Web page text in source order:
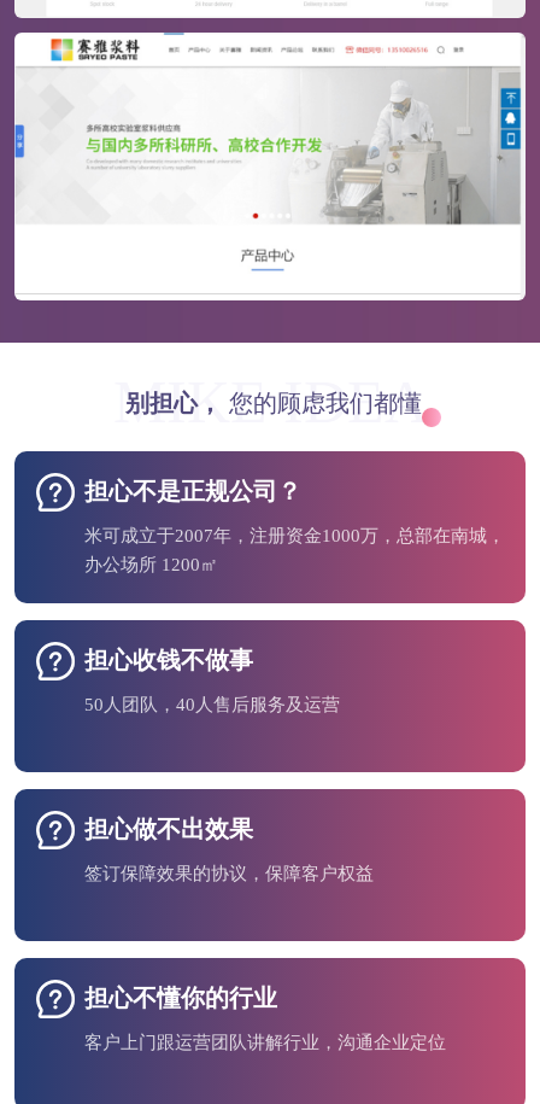
MIKE IDEA
别担心， 您的顾虑我们都懂
担心不是正规公司？
米可成立于2007年，注册资金1000万，总部在南城，
办公场所 1200㎡
担心收钱不做事
50人团队，40人售后服务及运营
担心做不出效果
签订保障效果的协议，保障客户权益
担心不懂你的行业
客户上门跟运营团队讲解行业，沟通企业定位